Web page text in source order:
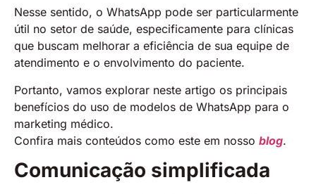
Nesse sentido, o WhatsApp pode ser particularmente
útil no setor de saúde, especificamente para clínicas
que buscam melhorar a eficiência de sua equipe de
atendimento e o envolvimento do paciente.
Portanto, vamos explorar neste artigo os principais
benefícios do uso de modelos de WhatsApp para o
marketing médico.
Confira mais conteúdos como este em nosso blog.
Comunicação simplificada